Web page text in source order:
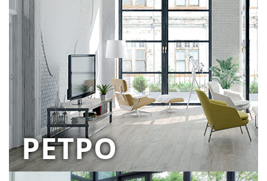
РЕТРО